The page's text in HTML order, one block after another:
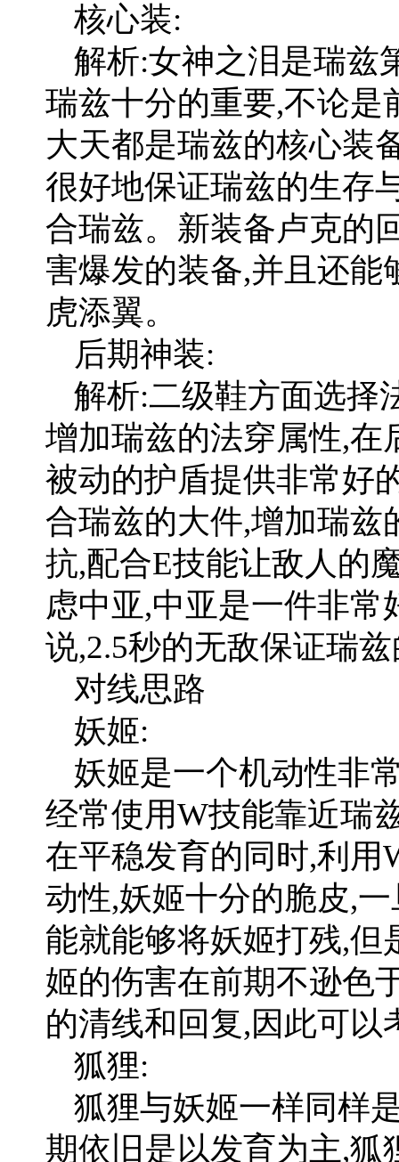
核心装:
解析:女神之泪是瑞兹
瑞兹十分的重要,不论是
大天都是瑞兹的核心装
很好地保证瑞兹的生存
合瑞兹。新装备卢克的
害爆发的装备,并且还能
虎添翼。
后期神装:
解析:二级鞋方面选择
增加瑞兹的法穿属性,在
被动的护盾提供非常好
合瑞兹的大件,增加瑞兹
抗,配合E技能让敌人的
虑中亚,中亚是一件非
说,2.5秒的无敌保证瑞
对线思路
妖姬:
妖姬是一个机动性非
经常使用W技能靠近瑞
在平稳发育的同时,利用
动性,妖姬十分的脆皮,
能就能够将妖姬打残,但
姬的伤害在前期不逊色
的清线和回复,因此可
狐狸:
狐狸与妖姬一样同样
期依旧是以发育为主,狐